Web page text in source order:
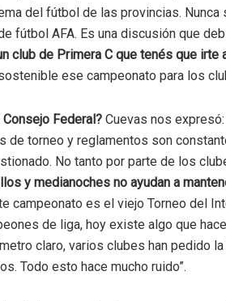
del fútbol de las provincias.
fútbol AFA. Es una discusión que
club de Primera C que tenés que irte
ese campeonato para los
Federal? Cuevas nos
de torneo y reglamentos son
No tanto por parte de los
y medianoches no ayudan a
campeonato es el viejo Torneo del
de liga, hoy existe algo que
claro, varios clubes han pedido
Todo esto hace mucho ruido”.